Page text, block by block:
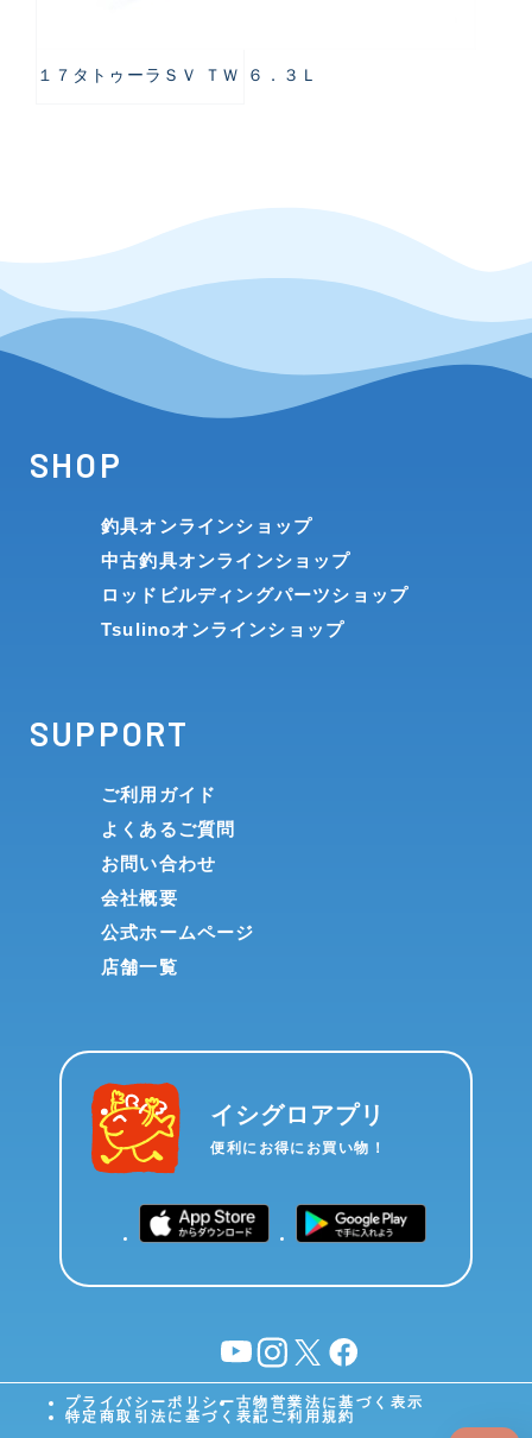
１７タトゥーラＳＶ ＴＷ ６．３Ｌ
SHOP
釣具オンラインショップ
中古釣具オンラインショップ
ロッドビルディングパーツショップ
Tsulinoオンラインショップ
SUPPORT
ご利用ガイド
よくあるご質問
お問い合わせ
会社概要
公式ホームページ
店舗一覧
イシグロアプリ
便利にお得にお買い物！
YouTubeinstagram
X facebook
プライバシーポリシー古物営業法に基づく表示
特定商取引法に基づく表記 ご利用規約